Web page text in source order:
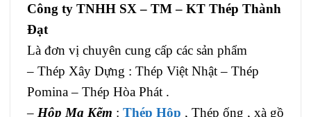
Công ty TNHH SX – TM – KT Thép Thành
Đạt
Là đơn vị chuyên cung cấp các sản phẩm
– Thép Xây Dựng : Thép Việt Nhật – Thép
Pomina – Thép Hòa Phát .
– Hộp Mạ Kẽm : Thép Hộp , Thép ống , xà gồ